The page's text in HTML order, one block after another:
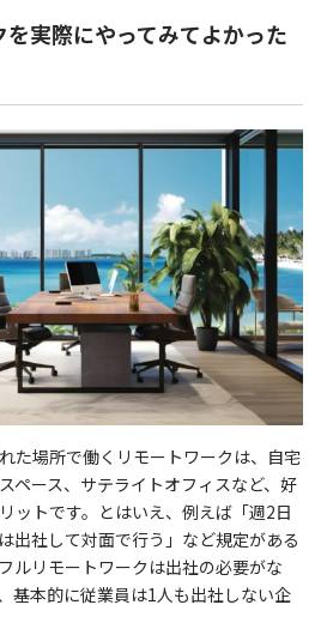
実際にやってみてよかった
た場所で働くリモートワークは、自宅
ペース、サテライトオフィスなど、好
ットです。とはいえ、例えば「週2日
出社して対面で行う」など規定がある
ルリモートワークは出社の必要がな
基本的に従業員は1人も出社しない企